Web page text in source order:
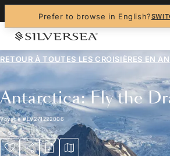
Prefer to browse in English?
RETOUR À TOUTES LES CROISIÈRES EN
Antarctica: Fly the
Voyage#EV271222006